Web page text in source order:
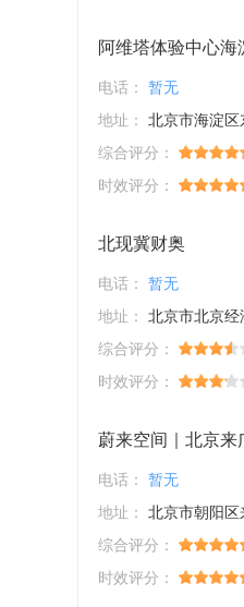
阿维塔体验中心海
电话： 暂无
地址： 北京市海淀
综合评分：
时效评分：
北现冀财奥
电话： 暂无
地址： 北京市北京
综合评分：
时效评分：
蔚来空间｜北京来
电话： 暂无
地址： 北京市朝阳
综合评分：
时效评分：